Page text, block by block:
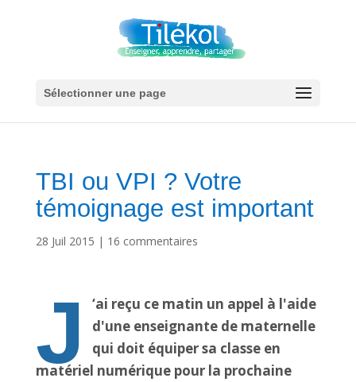
Sélectionner une page
TBI ou VPI ? Votre
témoignage est important
28 Juil 2015 | 16 commentaires
J
‘ai reçu ce matin un appel à l'aide
d'une enseignante de maternelle
qui doit équiper sa classe en
matériel numérique pour la prochaine